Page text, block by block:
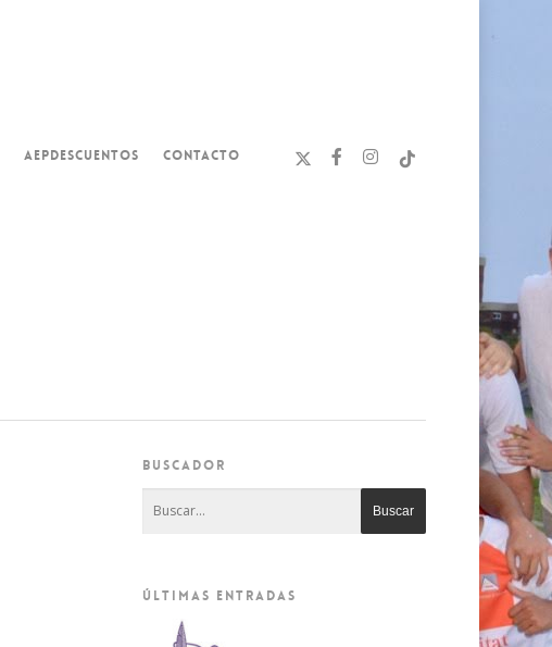
AEPDESCUENTOS CONTACTO
BUSCADOR
ÚLTIMAS ENTRADAS